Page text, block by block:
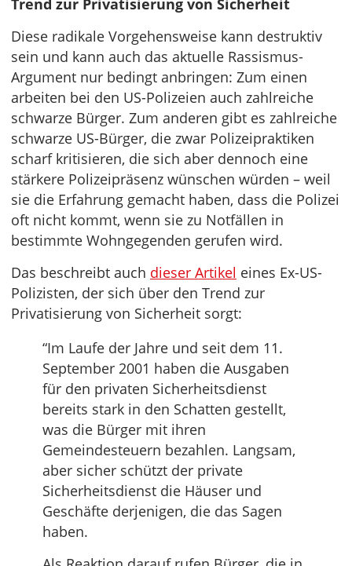
Trend zur Privatisierung von Sicherheit
Diese radikale Vorgehensweise kann destruktiv
sein und kann auch das aktuelle Rassismus-
Argument nur bedingt anbringen: Zum einen
arbeiten bei den US-Polizeien auch zahlreiche
schwarze Bürger. Zum anderen gibt es zahlreiche
schwarze US-Bürger, die zwar Polizeipraktiken
scharf kritisieren, die sich aber dennoch eine
stärkere Polizeipräsenz wünschen würden – weil
sie die Erfahrung gemacht haben, dass die Polizei
oft nicht kommt, wenn sie zu Notfällen in
bestimmte Wohngegenden gerufen wird.
Das beschreibt auch dieser Artikel eines Ex-US-
Polizisten, der sich über den Trend zur
Privatisierung von Sicherheit sorgt:
“Im Laufe der Jahre und seit dem 11.
September 2001 haben die Ausgaben
für den privaten Sicherheitsdienst
bereits stark in den Schatten gestellt,
was die Bürger mit ihren
Gemeindesteuern bezahlen. Langsam,
aber sicher schützt der private
Sicherheitsdienst die Häuser und
Geschäfte derjenigen, die das Sagen
haben.